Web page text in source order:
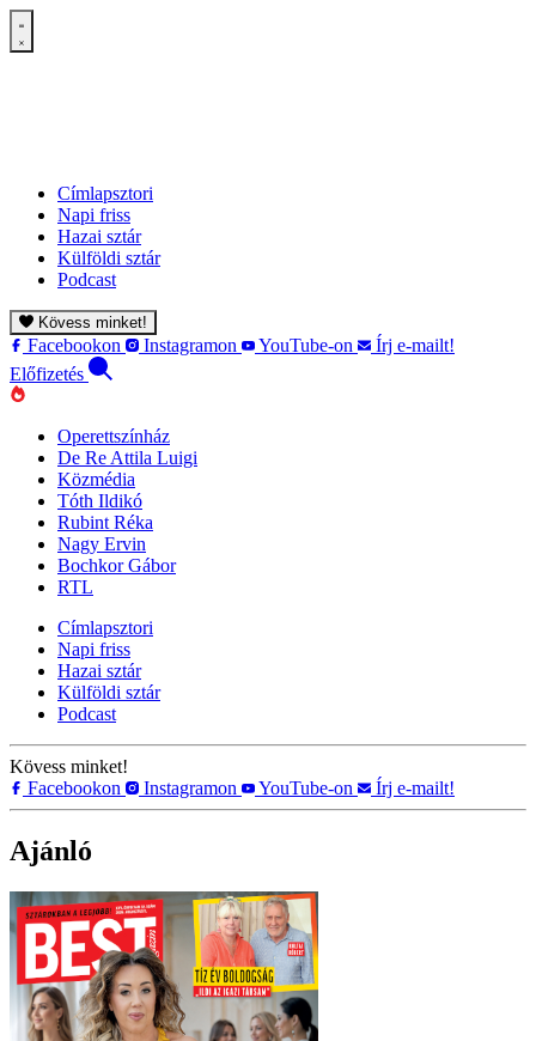
Címlapsztori
Napi friss
Hazai sztár
Külföldi sztár
Podcast
Kövess minket!
Facebookon Instagramon YouTube-on
Írj e-mailt!
Előfizetés
Operettszínház
De Re Attila Luigi
Közmédia
Tóth Ildikó
Rubint Réka
Nagy Ervin
Bochkor Gábor
RTL
Címlapsztori
Napi friss
Hazai sztár
Külföldi sztár
Podcast
Kövess minket!
Facebookon
Instagramon YouTube-on Írj e-mailt!
Ajánló